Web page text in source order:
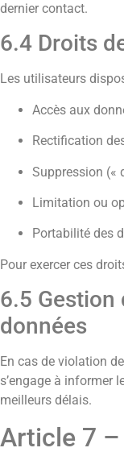
dernier contact.
6.4 Droits
Les utilisateurs
Accès aux
Rectification
Suppression («
Limitation ou
Portabilité des
Pour exercer ces
6.5 Gestion
données
En cas de violation
s’engage à informer
meilleurs délais.
Article 7